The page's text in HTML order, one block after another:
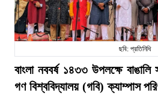
ছবি: প্রতিনিধি
বাংলা নববর্ষ ১৪৩৩ উপলক্ষে
গণ বিশ্ববিদ্যালয় (গবি) ক্যাম্পাস